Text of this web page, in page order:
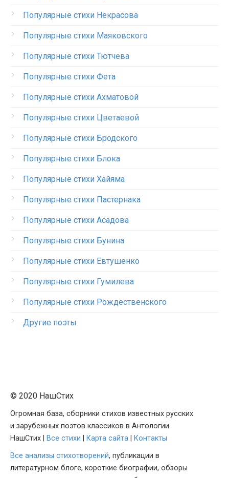
Популярные стихи Некрасова
Популярные стихи Маяковского
Популярные стихи Тютчева
Популярные стихи Фета
Популярные стихи Ахматовой
Популярные стихи Цветаевой
Популярные стихи Бродского
Популярные стихи Блока
Популярные стихи Хайяма
Популярные стихи Пастернака
Популярные стихи Асадова
Популярные стихи Бунина
Популярные стихи Евтушенко
Популярные стихи Гумилева
Популярные стихи Рождественского
Другие поэты
© 2020 НашСтих
Огромная база, сборники стихов известных русских
и зарубежных поэтов классиков в Антологии
НашСтих |
Все стихи Карта сайта
Контакты
Все анализы стихотворений, публикации в
литературном блоге, короткие биографии, обзоры